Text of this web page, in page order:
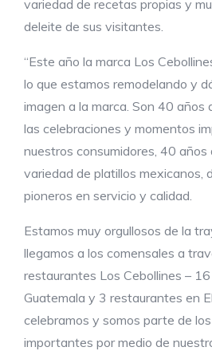
variedad de recetas propias y
deleite de sus visitantes.
“Este año la marca Los
lo que estamos remodelando y
imagen a la marca. Son 40 años
las celebraciones y momentos
nuestros consumidores, 40 años
variedad de platillos mexicanos,
pioneros en servicio y calidad.
Estamos muy orgullosos de la
llegamos a los comensales a
restaurantes Los Cebollines –
Guatemala y 3 restaurantes en
celebramos y somos parte de
importantes por medio de